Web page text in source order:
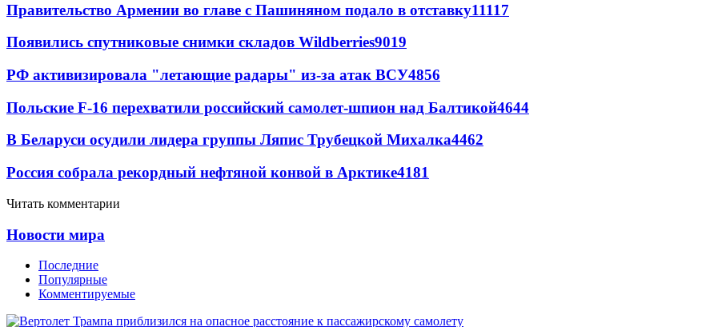
Правительство Армении во главе с Пашиняном подало в отставку11117
Появились спутниковые снимки складов Wildberries9019
РФ активизировала "летающие радары" из-за атак ВСУ4856
Польские F-16 перехватили российский самолет-шпион над Балтикой4644
В Беларуси осудили лидера группы Ляпис Трубецкой Михалка4462
Россия собрала рекордный нефтяной конвой в Арктике4181
Читать комментарии
Новости мира
Последние
Популярные
Комментируемые